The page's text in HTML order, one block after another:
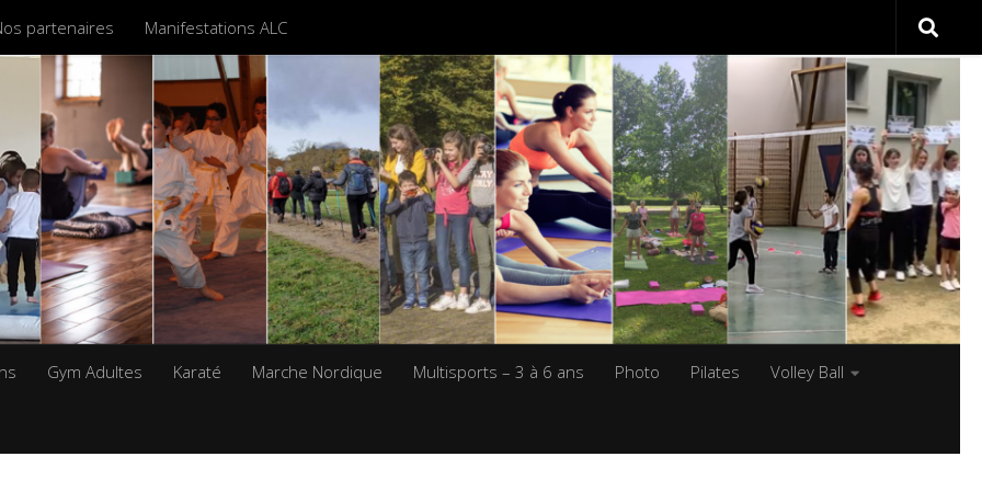
partenaires Manifestations ALC
Gym Adultes Karaté Marche Nordique Multisports – 3 à 6 ans Photo Pilates Volley Ball